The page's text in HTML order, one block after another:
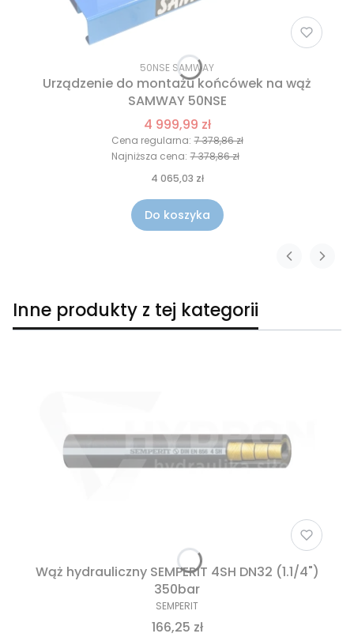
50NSE SAMWAY
Urządzenie do montażu końcówek na wąż
SAMWAY 50NSE
4 999,99 zł
Cena regularna: 7 378,86 zł
Najniższa cena: 7 378,86 zł
4 065,03 zł
Do koszyka
Inne produkty z tej kategorii
Wąż hydrauliczny SEMPERIT 4SH DN32 (1.1/4")
350bar
SEMPERIT
166,25 zł